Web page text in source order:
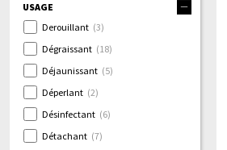
USAGE
Derouillant (3)
Dégraissant (18)
Déjaunissant (5)
Déperlant (2)
Désinfectant (6)
Détachant (7)